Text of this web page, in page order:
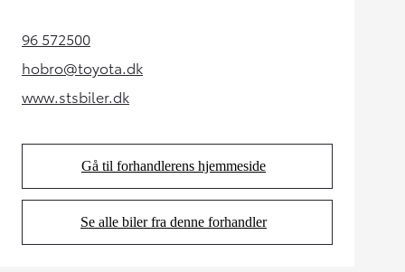
96 572500(Opens in new tab)
hobro@toyota.dk(Opens in new tab)
www.stsbiler.dk(Opens in new tab)
Gå til forhandlerens hjemmeside
(Opens in new tab)
Se alle biler fra denne forhandler
(Opens in new tab)